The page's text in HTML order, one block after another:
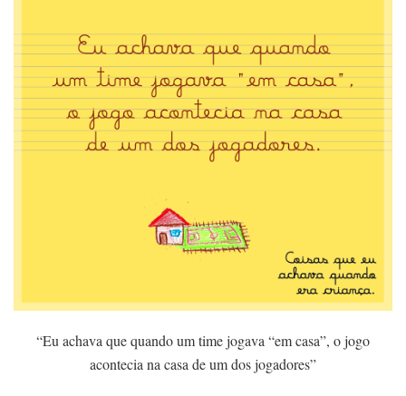
“Eu achava que quando um time jogava “em casa”, o jogo
acontecia na casa de um dos jogadores”